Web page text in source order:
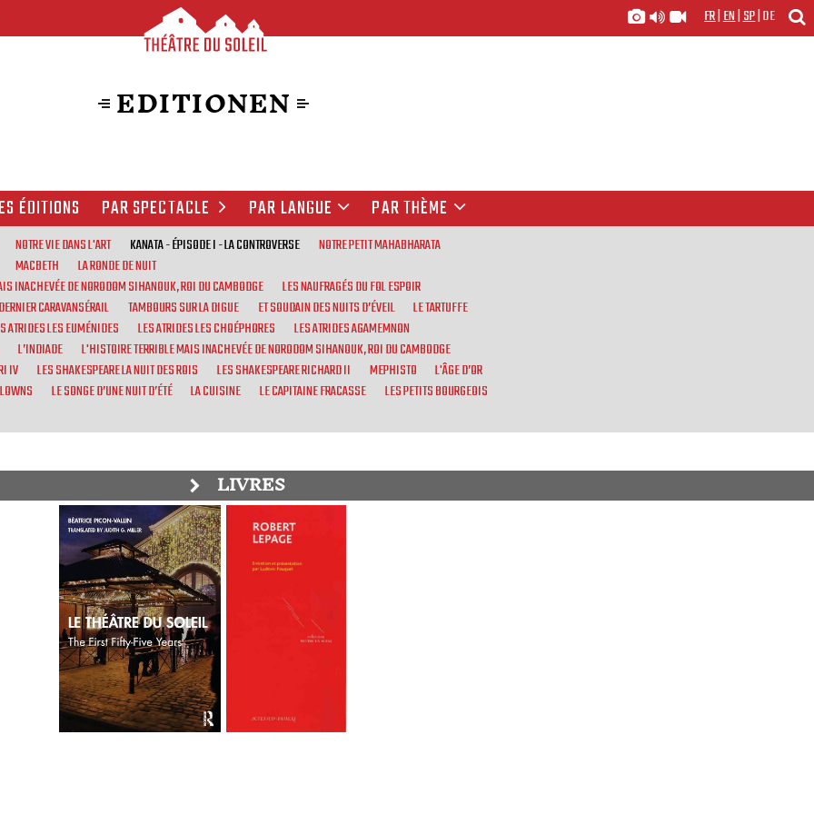
FR|EN|SP|DE
EDITIONEN
ÉDITIONS PAR SPECTACLE PAR LANGUE PAR THÈME
NOTRE VIE DANS L'ART KANATA - ÉPISODE I - LA CONTROVERSE
NOTRE PETIT MAHABHARATA
MACBETH
LA RONDE DE NUIT
INACHEVÉE DE NORODOM SIHANOUK, ROI DU CAMBODGE
LES NAUFRAGÉS DU FOL ESPOIR
CARAVANSÉRAIL TAMBOURS SUR LA DIGUE ET SOUDAIN DES NUITS D’ÉVEIL
LE TARTUFFE
ATRIDES LES EUMÉNIDES LES ATRIDES LES CHOÉPHORES
LES ATRIDES AGAMEMNON
L’INDIADE
L'HISTOIRE TERRIBLE MAIS INACHEVÉE DE NORODOM SIHANOUK, ROI DU CAMBODGE
IV
LES SHAKESPEARE LA NUIT DES ROIS LES SHAKESPEARE RICHARD II MEPHISTO
L'ÂGE D’OR
LE SONGE D’UNE NUIT D’ÉTÉ LA CUISINE LE CAPITAINE FRACASSE
LES PETITS BOURGEOIS
LIVRES